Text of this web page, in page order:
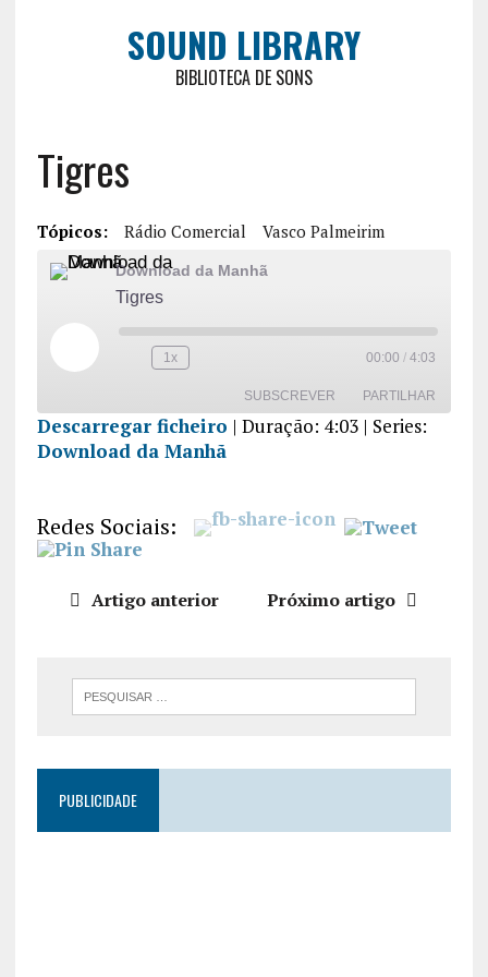
SOUND LIBRARY
BIBLIOTECA DE SONS
Tigres
Tópicos: Rádio Comercial Vasco Palmeirim
Download da Manhã
Tigres
1x 00:00 / 4:03
SUBSCREVER PARTILHAR
PARTILHA
INCORPO
RAR
Descarregar ficheiro | Duração: 4:03| Series:
Download da Manhã
Redes Sociais:
Artigo anterior Próximo artigo
PUBLICIDADE